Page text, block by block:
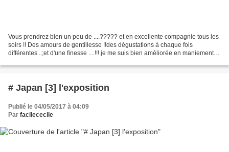
Vous prendrez bien un peu de ....????? et en excellente compagnie tous les
soirs !! Des amours de gentillesse !!des dégustations à chaque fois
différentes ..;et d'une finesse ....!!! je me suis bien améliorée en maniement
# Japan [3] l'exposition
Publié le 04/05/2017 à 04:09
Par facilececile